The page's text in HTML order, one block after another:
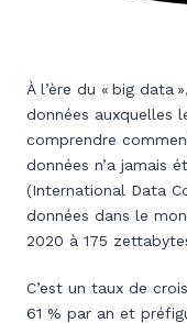
À l’ère du « big data
données auxquelles
comprendre
données n’a jamais
(International Data
données dans le
2020 à 175
C’est un taux de
61 % par an et